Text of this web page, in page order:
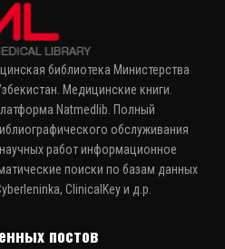
библиотека Министерства
Медицинские книги.
Natmedlib. Полный
обслуживания
работ информационное
поиски по базам данных
ClinicalKey и д.р.
постов